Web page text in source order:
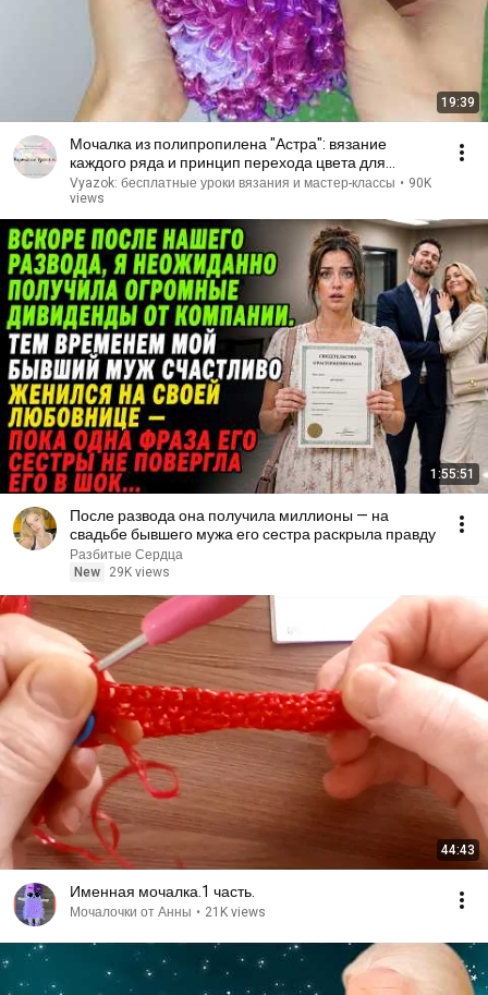
19:39
Мочалка из полипропилена "Астра": вязание
каждого ряда и принцип перехода цвета для
начинающих
Vyazok: бесплатные уроки вязания и мастер-классы • 90K
views
1:55:51
После развода она получила миллионы — на
свадьбе бывшего мужа его сестра раскрыла правду
Разбитые Сердца
New
29K views
44:43
Именная мочалка.1 часть.
Мочалочки от Анны • 21K views